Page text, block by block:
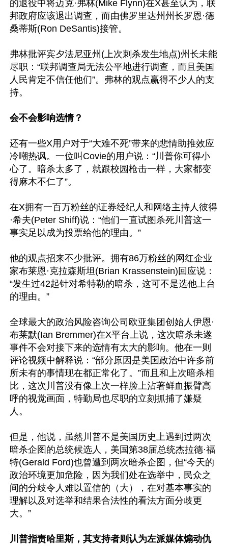
的退役中将迈克·弗林(Mike Flynn)在X甚至认为，联
邦政府应该退出调查，而由佛罗里达州州长罗恩·德
桑蒂斯(Ron DeSantis)接管。
弗林批评宾夕法尼亚州(上次刺杀发生地点)州长未能
尽职：“联邦调查局无法公平地进行调查，而且美国
人民肯定不信任他们”。弗林的观点赢得不少人的支
持。
会不会影响选情？
还有一些X用户对于“大难不死”带来的悲情助推效应
冷嘲热讽。一位叫Covie的用户说：“川普你可得小
心了。暗杀太多了，就跟校园枪击一样，大家都变
得麻木不仁了”。
在X拥有一百万粉丝的证券经纪人和网络主持人彼得
·希夫(Peter Shiff)说：“他们一直试图杀死川普这一
事实足以成为投票给他的理由。”
他的观点招来不少批评。拥有86万粉丝的网红企业
家布莱恩·克拉森斯坦(Brian Krassenstein)回应说：
“发生过42起针对希特勒的暗杀，这可不是选他上台
的理由。”
全球最大的政治风险咨询公司欧亚集团创始人伊恩·
布莱默(Ian Bremmer)在X平台上说，这次暗杀未遂
事件不会对接下来的选情有太大的影响。他在一则
评论视频中解释说：“部分原因是美国政治中许多前
所未有的事情现在都正常化了。”而且和上次暗杀相
比，这次川普没有像上次一样脸上沾著鲜血振臂高
呼的视觉画面，特勤局也尽职的立刻抓捕了嫌疑
人。
但是，他说，虽然川普不是美国历史上遇到过两次
暗杀企图的总统候选人，美国第38届总统杰拉德·福
特(Gerald Ford)也曾遭到两次暗杀企图，但“今天的
政治环境更加危险，因为我们处在选举中，民众之
间的分歧令人难以置信的（大），在对基本事实的
理解以及对选举和结果合法性的看法方面分歧更
大。”
川普指责哈里斯，其支持者则认为左派媒体煽动仇